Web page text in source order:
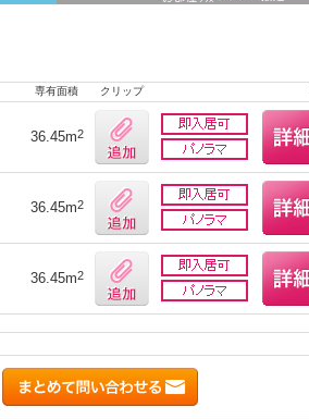
専有面積 クリップ
36.45m2
36.45m2
36.45m2